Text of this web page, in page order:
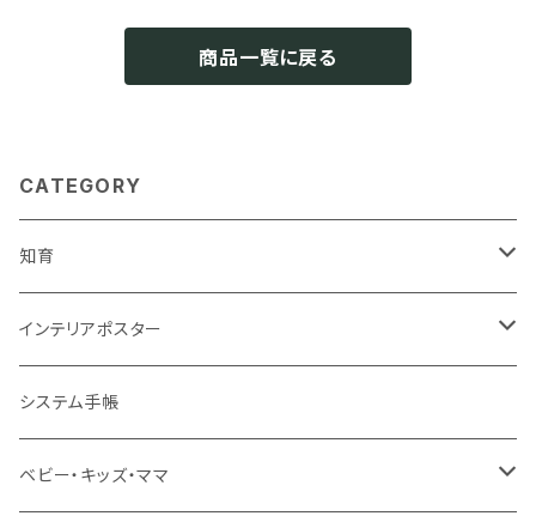
ッサージ
商品一覧に戻る
CATEGORY
知育
知育ポスター
地図・国旗
言葉（ひらがな・カタカナ・英語）
知育下敷き
知育グッズ
インテリアポスター
A3サイズ
A4サイズ
システム手帳
ベビー・キッズ・ママ